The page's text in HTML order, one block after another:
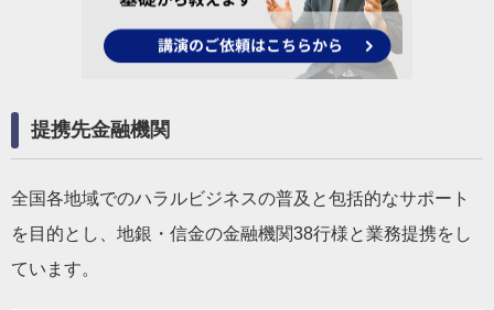
提携先金融機関
全国各地域でのハラルビジネスの普及と包括的なサポート
を目的とし、地銀・信金の金融機関38行様と業務提携をし
ています。